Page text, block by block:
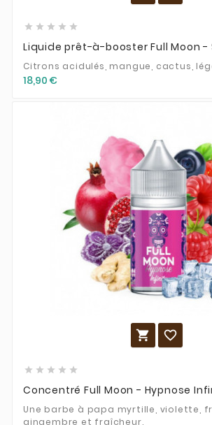
    
Liquide prêt-à-booster Full Moon -
Citrons acidulés, mangue, cactus,
18,90 €
 
    
Concentré Full Moon - Hypnose
Une barbe à papa myrtille, violette,
gingembre et fraîcheur.